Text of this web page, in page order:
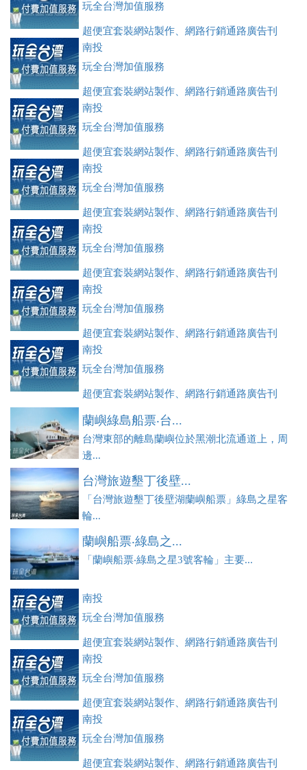
玩全台灣加值服務
超便宜套裝網站製作、網路行銷通路廣告刊
登、訂房系統、客房委託旅行社銷售，全面優惠中....
南投
玩全台灣加值服務
超便宜套裝網站製作、網路行銷通路廣告刊
登、訂房系統、客房委託旅行社銷售，全面優惠中....
南投
玩全台灣加值服務
超便宜套裝網站製作、網路行銷通路廣告刊
登、訂房系統、客房委託旅行社銷售，全面優惠中....
南投
玩全台灣加值服務
超便宜套裝網站製作、網路行銷通路廣告刊
登、訂房系統、客房委託旅行社銷售，全面優惠中....
南投
玩全台灣加值服務
超便宜套裝網站製作、網路行銷通路廣告刊
登、訂房系統、客房委託旅行社銷售，全面優惠中....
南投
玩全台灣加值服務
超便宜套裝網站製作、網路行銷通路廣告刊
登、訂房系統、客房委託旅行社銷售，全面優惠中....
南投
玩全台灣加值服務
超便宜套裝網站製作、網路行銷通路廣告刊
登、訂房系統、客房委託旅行社銷售，全面優惠中....
蘭嶼綠島船票‧台...
台灣東部的離島蘭嶼位於黑潮北流通道上，周
邊...
台灣旅遊墾丁後壁...
「台灣旅遊墾丁後壁湖蘭嶼船票」綠島之星客
輪...
蘭嶼船票‧綠島之...
「蘭嶼船票‧綠島之星3號客輪」主要...
南投
玩全台灣加值服務
超便宜套裝網站製作、網路行銷通路廣告刊
登、訂房系統、客房委託旅行社銷售，全面優惠中....
南投
玩全台灣加值服務
超便宜套裝網站製作、網路行銷通路廣告刊
登、訂房系統、客房委託旅行社銷售，全面優惠中....
南投
玩全台灣加值服務
超便宜套裝網站製作、網路行銷通路廣告刊